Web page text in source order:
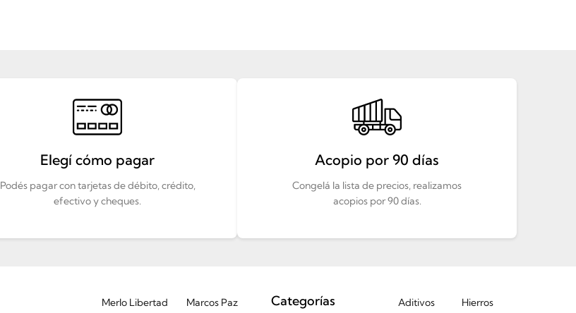
Elegí cómo pagar
Podés pagar con tarjetas de débito, crédito,
efectivo y cheques.
Acopio por 90 días
Congelá la lista de precios, realizamos
acopios por 90 días.
Merlo Libertad Marcos Paz Categorías
Aditivos
Hierros